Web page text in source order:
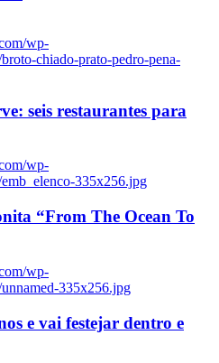
wp-
chiado-prato-pedro-pena-
seis restaurantes para
wp-
335x256.jpg
“From The Ocean To
wp-
335x256.jpg
e vai festejar dentro e